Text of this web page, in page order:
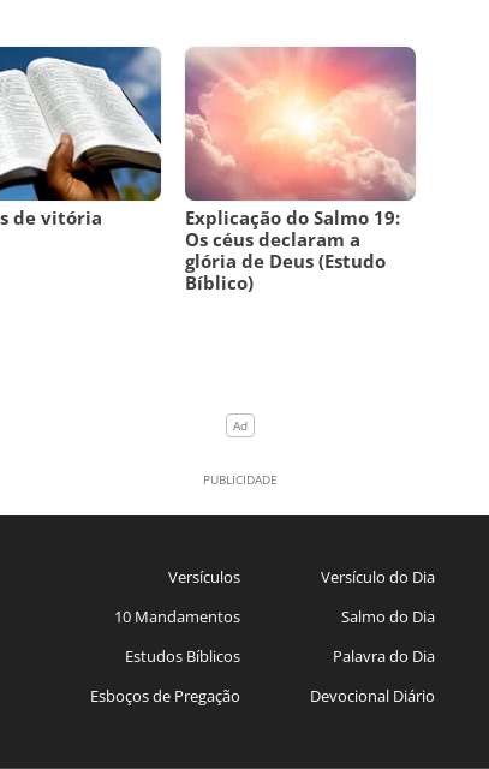
de vitória
Explicação do Salmo 19:
Os céus declaram a
glória de Deus (Estudo
Bíblico)
Versículos
10 Mandamentos
Estudos Bíblicos
Esboços de Pregação
Versículo do Dia
Salmo do Dia
Palavra do Dia
Devocional Diário